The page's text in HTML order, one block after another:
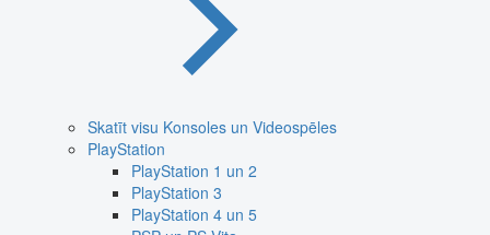
Skatīt visu Konsoles un Videospēles
PlayStation
PlayStation 1 un 2
PlayStation 3
PlayStation 4 un 5